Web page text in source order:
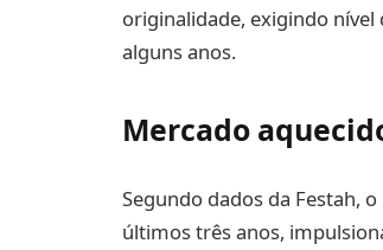
originalidade, exigindo
alguns anos.
Mercado
Segundo dados da Festah,
últimos três anos,